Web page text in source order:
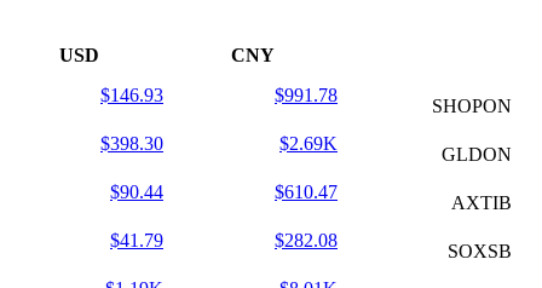
CNY
USD
SHOPON
$991.78
$146.93
GLDON
$2.69K
$398.30
AXTIB
$610.47
$90.44
SOXSB
$282.08
$41.79